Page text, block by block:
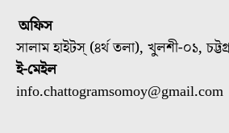
অফিস
সালাম হাইটস্ (৪র্থ তলা), খুলশী-০১,
ই-মেইল
info.chattogramsomoy@gmail.com